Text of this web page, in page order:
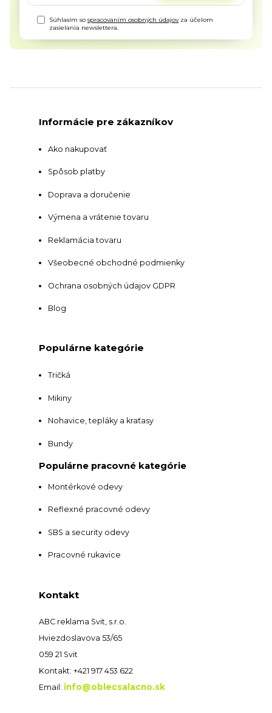
Súhlasím sospracovaním osobných údajovza účelom
zasielania newslettera.
Informácie pre zákazníkov
Ako nakupovať
Spôsob platby
Doprava a doručenie
Výmena a vrátenie tovaru
Reklamácia tovaru
Všeobecné obchodné podmienky
Ochrana osobných údajov GDPR
Blog
Populárne kategórie
Tričká
Mikiny
Nohavice, tepláky a kraťasy
Bundy
Populárne pracovné kategórie
Montérkové odevy
Reflexné pracovné odevy
SBS a security odevy
Pracovné rukavice
Kontakt
ABC reklama Svit, s.r.o.
Hviezdoslavova 53/65
059 21 Svit
Kontakt: +421 917 453 622
Email: info@oblecsalacno.sk